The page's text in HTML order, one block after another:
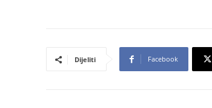
Dijeliti Facebook